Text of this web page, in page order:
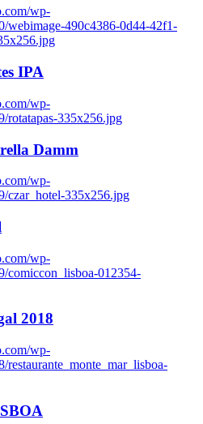
wp-
webimage-490c4386-0d44-42f1-
IPA
wp-
rotatapas-335x256.jpg
Damm
wp-
czar_hotel-335x256.jpg
wp-
comiccon_lisboa-012354-
2018
wp-
restaurante_monte_mar_lisboa-